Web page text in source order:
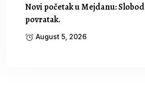
Novi početak u Mejdanu:
povratak.
August 5, 2026